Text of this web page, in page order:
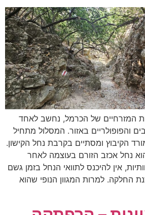
המזרחיים של הכרמל, נחשב לאחד
והפופולריים באזור. המסלול מתחיל
הקיבוץ ומסתיים בקרבת נחל הקישון.
נחל אכזב הזורם בעוצמה לאחר
אין להיכנס לתוואי הנחל בזמן גשם
החלקה. למרות המגוון הנופי שהוא